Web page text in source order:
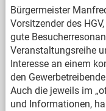
Bürgermeister
Vorsitzender des
gute
Veranstaltungsreihe
Interesse an einem
den
Auch die jeweils im
und Informationen,